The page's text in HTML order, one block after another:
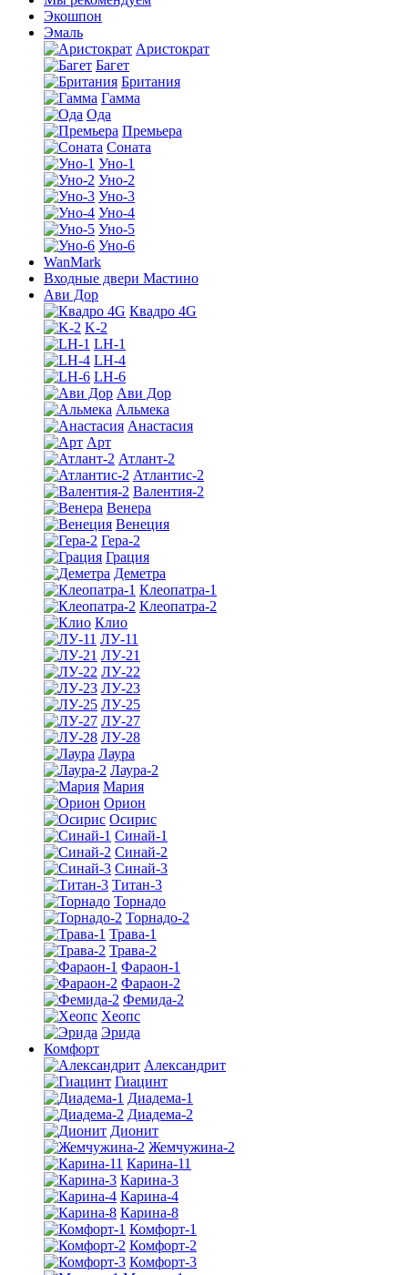
Экошпон
Эмаль
Аристократ
Багет
Британия
Гамма
Ода
Премьера
Соната
Уно-1
Уно-2
Уно-3
Уно-4
Уно-5
Уно-6
WanMark
Входные двери Мастино
Ави Дор
Квадро 4G
K-2
LH-1
LH-4
LH-6
Ави Дор
Альмека
Анастасия
Арт
Атлант-2
Атлантис-2
Валентия-2
Венера
Венеция
Гера-2
Грация
Деметра
Клеопатра-1
Клеопатра-2
Клио
ЛУ-11
ЛУ-21
ЛУ-22
ЛУ-23
ЛУ-25
ЛУ-27
ЛУ-28
Лаура
Лаура-2
Мария
Орион
Осирис
Синай-1
Синай-2
Синай-3
Титан-3
Торнадо
Торнадо-2
Трава-1
Трава-2
Фараон-1
Фараон-2
Фемида-2
Хеопс
Эрида
Комфорт
Алекcандрит
Гиацинт
Диадема-1
Диадема-2
Дионит
Жемчужина-2
Карина-11
Карина-3
Карина-4
Карина-8
Комфорт-1
Комфорт-2
Комфорт-3